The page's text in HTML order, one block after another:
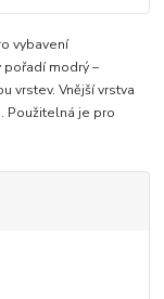
vybavení
pořadí modrý –
vrstev. Vnější vrstva
Použitelná je pro